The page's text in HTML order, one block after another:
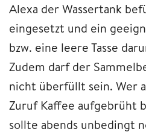
Alexa der Wassertank
eingesetzt und ein
bzw. eine leere Tasse
Zudem darf der
nicht überfüllt sein. Wer
Zuruf Kaffee aufgebrüht
sollte abends unbedingt